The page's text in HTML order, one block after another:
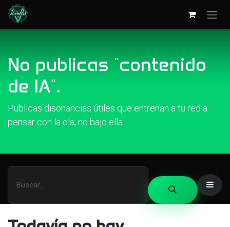
Ir al contenido
No publicas "contenido
de IA".
Publicas disonancias útiles que entrenan a tu red a
pensar con la ola, no bajo ella.